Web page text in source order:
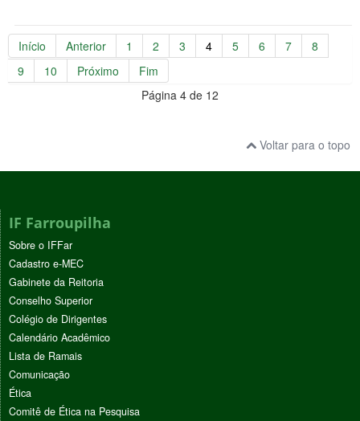
Início Anterior 1 2 3 4 5 6 7
8
9
10 Próximo
Fim
Página 4 de 12
Voltar para o topo
IF Farroupilha
Sobre o IFFar
Cadastro e-MEC
Gabinete da Reitoria
Conselho Superior
Colégio de Dirigentes
Calendário Acadêmico
Lista de Ramais
Comunicação
Ética
Comitê de Ética na Pesquisa